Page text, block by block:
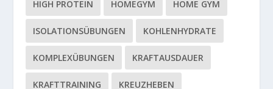
HIGH PROTEIN HOMEGYM HOME GYM
ISOLATIONSÜBUNGEN KOHLENHYDRATE
KOMPLEXÜBUNGEN KRAFTAUSDAUER
KRAFTTRAINING KREUZHEBEN